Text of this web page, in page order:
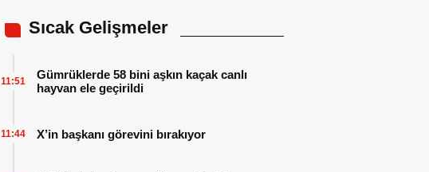
Sıcak Gelişmeler
Gümrüklerde 58 bini aşkın kaçak canlı
hayvan ele geçirildi
11:51
X’in başkanı görevini bırakıyor
11:44